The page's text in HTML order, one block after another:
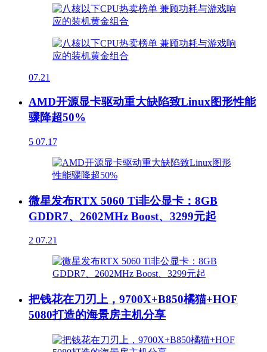
07.21
AMD开源显卡驱动重大缺陷致Linux图形性能
骤降超50%
5 07.17
微星发布RTX 5060 Ti非公显卡：8GB
GDDR7、2602MHz Boost、3299元起
2 07.21
把钱花在刀刃上，9700X+B850橘猫+HOF
5080打造的海景房主机分享